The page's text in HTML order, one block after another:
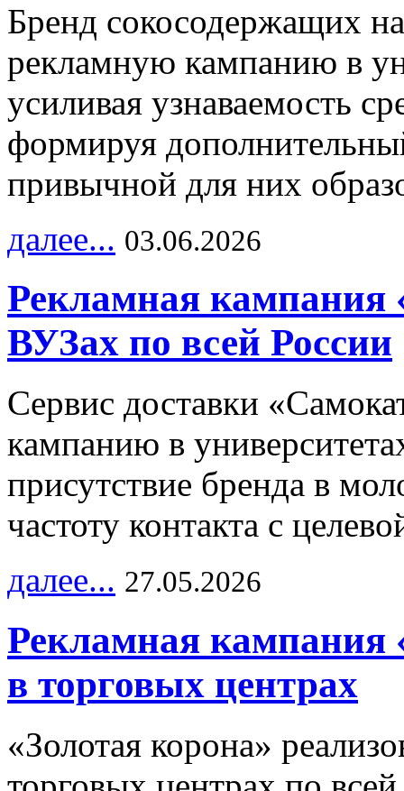
Бренд сокосодержащих
рекламную кампанию в
усиливая узнаваемость
формируя
привычной для них
далее... 03.06.2026
Рекламная кампания
ВУЗах по всей России
Сервис доставки
кампанию в
присутствие бренда в
частоту контакта с
далее... 27.05.2026
Рекламная кампания
в торговых центрах
«Золотая корона»